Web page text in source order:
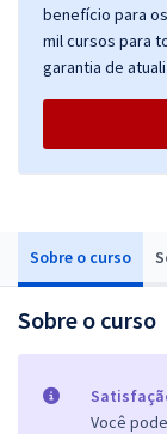
Sobre o curso
Sobre o curso
Você
benefício para
mil cursos para
garantia de